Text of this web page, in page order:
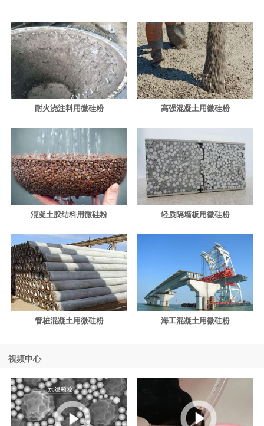
耐火浇注料用微硅粉 高强混凝土用微硅粉
混凝土胶结料用微硅粉 轻质隔墙板用微硅粉
管桩混凝土用微硅粉 海工混凝土用微硅粉
视频中心